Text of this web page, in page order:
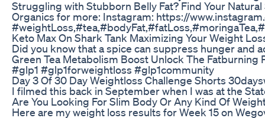
Struggling with Stubborn Belly Fat? Find Your
Organics for more: Instagram: https://
Keto Max On Shark Tank Maximizing Your Weight
Did you know that a spice can suppress hunger
Green Tea Metabolism Boost Unlock The
#glp1 #glp1forweightloss #glp1community
Day 3 Of 30 Day Weightloss Challenge Shorts
I filmed this back in September when I was at the
Are You Looking For Slim Body Or Any Kind Of
Here are my weight loss results for Week 15 on